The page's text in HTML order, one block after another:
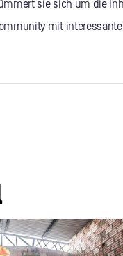
sie sich um die
mit